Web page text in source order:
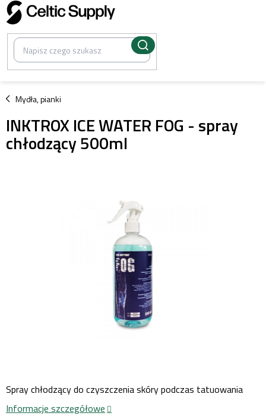
Przejść
do
treści
Mydła, pianki
/
INKTROX ICE WATER FOG - spray
chłodzący 500ml
Spray chłodzący do czyszczenia skóry podczas tatuowania
Informacje szczegółowe